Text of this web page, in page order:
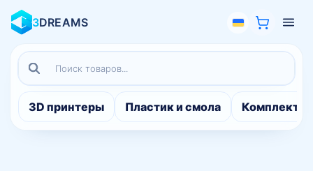
3DREAMS
3D принтеры Пластик и смола
Поиск
товаров